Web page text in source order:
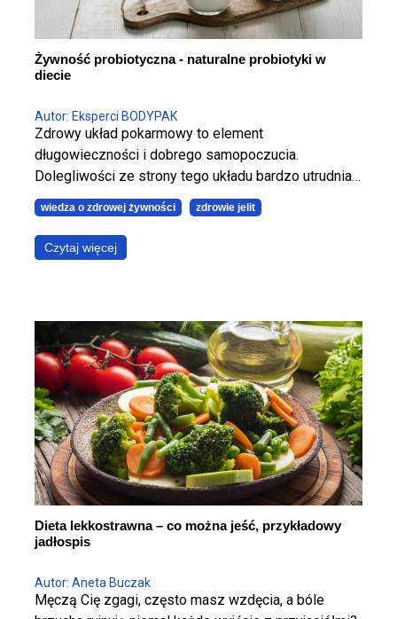
Żywność probiotyczna - naturalne probiotyki w
diecie
Autor: Eksperci BODYPAK
Zdrowy układ pokarmowy to element
długowieczności i dobrego samopoczucia.
Dolegliwości ze strony tego układu bardzo utrudniają
codzienne funkcjonowanie. Ale nie tylko wtedy warto
sięgnąć po probiotyki! Spożywanie żywności
probiotycznej powinno być uwzględnione w każdym
jadłospisie, niezależnie od wieku, płci, poziomu
przekonaj się, dlaczego warto dbać o bakterie
probiotyczne!
wiedza o zdrowej żywności zdrowie jelit
Czytaj więcej
Dieta lekkostrawna – co można jeść, przykładowy
jadłospis
Autor: Aneta Buczak
Męczą Cię zgagi, często masz wzdęcia, a bóle